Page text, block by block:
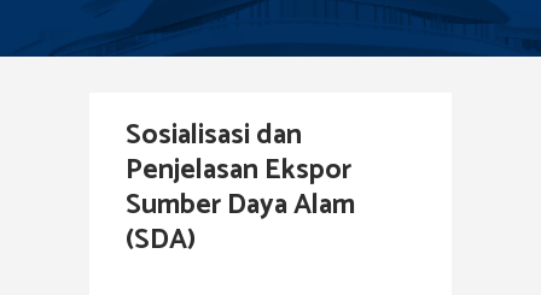
Sosialisasi dan
Penjelasan Ekspor
Sumber Daya Alam
(SDA)